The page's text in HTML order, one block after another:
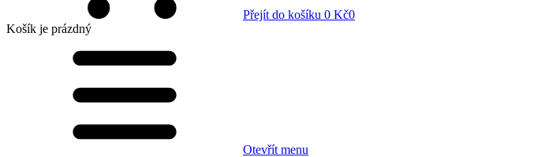
Přejít do košíku 0 Kč0
Košík je prázdný
Otevřít menu